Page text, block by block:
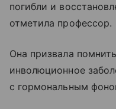
погибли и
отметила профессор.
Она призвала
инволюционное
с гормональным